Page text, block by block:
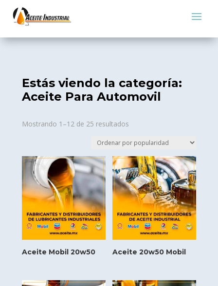
Estás viendo la categoría:
Aceite Para Automovil
Mostrando 1–12 de 25 resultadosSorted
popularity
Aceite Mobil 20w50 Aceite 20w50 Mobil